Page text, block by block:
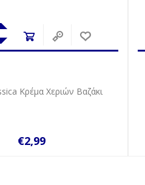
Κρέμα Χεριών Βαζάκι
€2,99